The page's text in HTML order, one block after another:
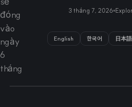
3 tháng 7, 2026
English 한국어 日本語